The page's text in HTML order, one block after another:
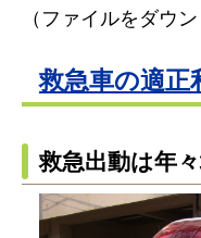
（ファイルをダウ
救急車の適正
救急出動は年